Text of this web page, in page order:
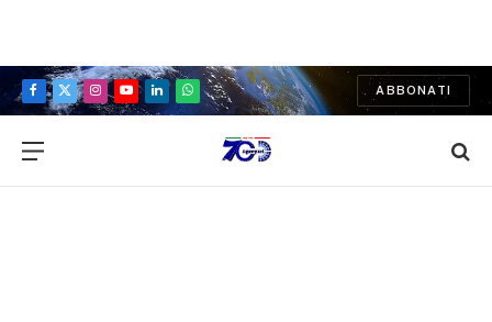
Facebook
X
Instagram
YouTubeLinkedInWhatsApp
ABBONATI